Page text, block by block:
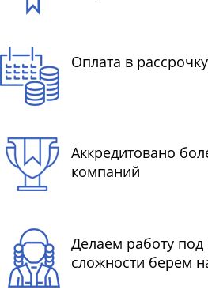
Оплата в
Аккредитовано
компаний
Делаем работу
сложности берем